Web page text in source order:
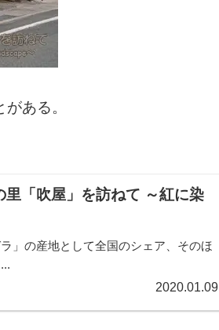
ある。
「吹屋」を訪ねて ～紅に染
」の産地として全国のシェア、そのほ
2020.01.09